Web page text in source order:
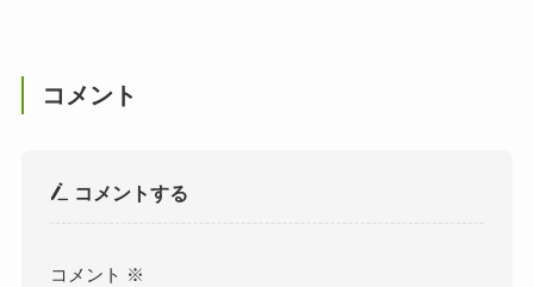
コメント
コメントする
コメント ※